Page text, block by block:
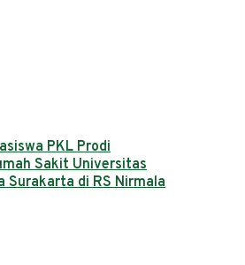
PKL Prodi
Sakit Universitas
Surakarta di RS Nirmala